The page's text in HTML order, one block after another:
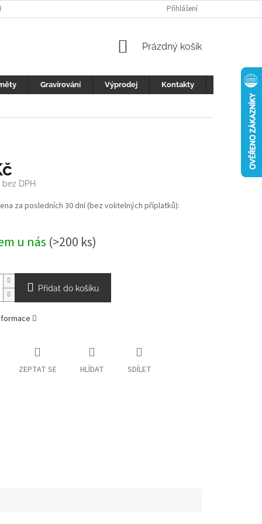
REKLAMACE
Přihlášení
NÁKUPNÍ
Prázdný košík
Gravírování Výprodej Kontakty
DPH
za posledních 30 dní (bez volitelných příplatků):
u nás (>200 ks)
Přidat do košíku
ZEPTAT SE HLÍDAT SDÍLET